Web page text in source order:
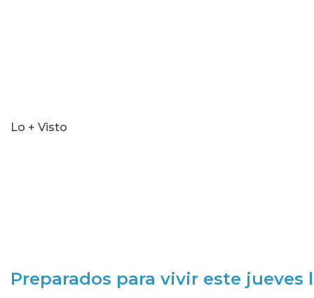
Lo + Visto
Preparados para vivir este jueves